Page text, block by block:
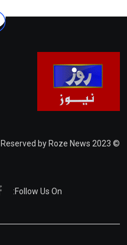
© 2023 Roze News. All Rights Reserved by Roze News
Follow Us On: